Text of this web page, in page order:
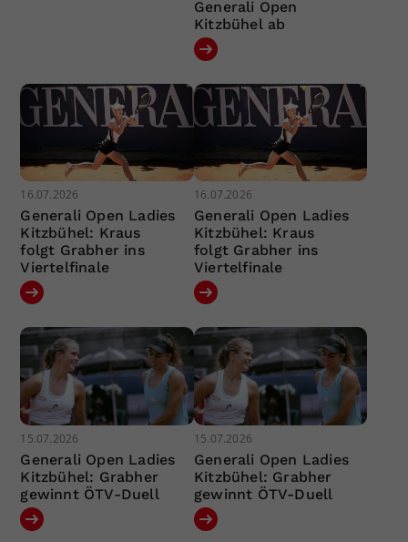
Generali Open
Kitzbühel ab
16.07.2026
Generali Open Ladies
Kitzbühel: Kraus
folgt Grabher ins
Viertelfinale
16.07.2026
Generali Open Ladies
Kitzbühel: Kraus
folgt Grabher ins
Viertelfinale
15.07.2026
Generali Open Ladies
Kitzbühel: Grabher
gewinnt ÖTV-Duell
15.07.2026
Generali Open Ladies
Kitzbühel: Grabher
gewinnt ÖTV-Duell